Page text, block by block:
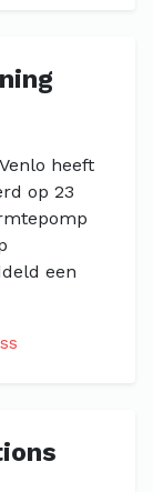
heeft
op 23
een